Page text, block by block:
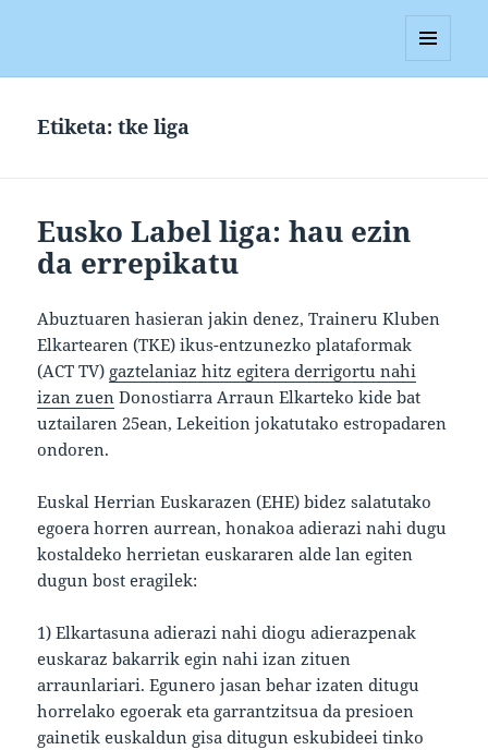
Etiketa:tke liga
Eusko Label liga: hau ezin
da errepikatu
Abuztuaren hasieran jakin denez, Traineru Kluben
Elkartearen (TKE) ikus-entzunezko plataformak
(ACT TV) gaztelaniaz hitz egitera derrigortu nahi
izan zuen Donostiarra Arraun Elkarteko kide bat
uztailaren 25ean, Lekeition jokatutako estropadaren
ondoren.
Euskal Herrian Euskarazen (EHE) bidez salatutako
egoera horren aurrean, honakoa adierazi nahi dugu
kostaldeko herrietan euskararen alde lan egiten
dugun bost eragilek:
1) Elkartasuna adierazi nahi diogu adierazpenak
euskaraz bakarrik egin nahi izan zituen
arraunlariari. Egunero jasan behar izaten ditugu
horrelako egoerak eta garrantzitsua da presioen
gainetik euskaldun gisa ditugun eskubideei tinko